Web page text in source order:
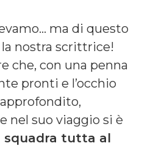
ma di questo
nostra scrittrice!
che, con una penna
pronti e l’occhio
nel suo viaggio si è
squadra tutta al